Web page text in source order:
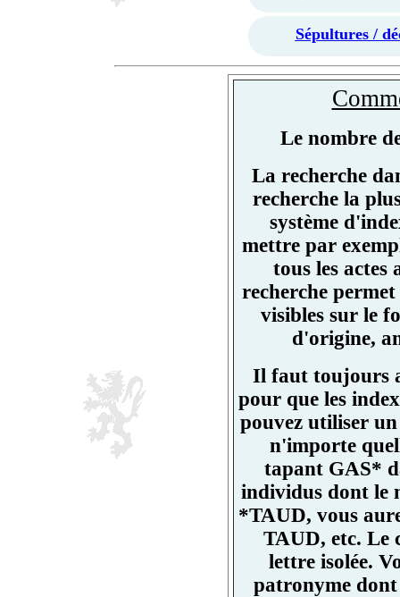
Sépultures /
Le nombre
La recherche
recherche la
système
mettre par
tous les
recherche
visibles sur le
d'origine,
Il faut toujours
pour que les
pouvez utiliser
n'importe
tapant GAS*
individus dont le
*TAUD, vous
TAUD, etc. Le
lettre isolée.
patronyme dont